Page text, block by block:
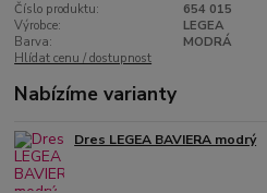
Číslo produktu:
654 015
Výrobce:
LEGEA
Barva:
MODRÁ
Hlídat cenu / dostupnost
Nabízíme varianty
Dres LEGEA BAVIERA modrý